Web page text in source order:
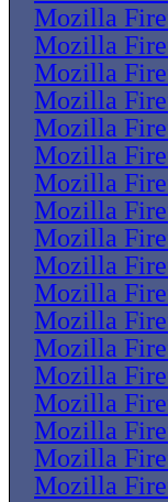
Mozilla
Mozilla
Mozilla
Mozilla
Mozilla
Mozilla
Mozilla
Mozilla
Mozilla
Mozilla
Mozilla
Mozilla
Mozilla
Mozilla
Mozilla
Mozilla
Mozilla
Mozilla